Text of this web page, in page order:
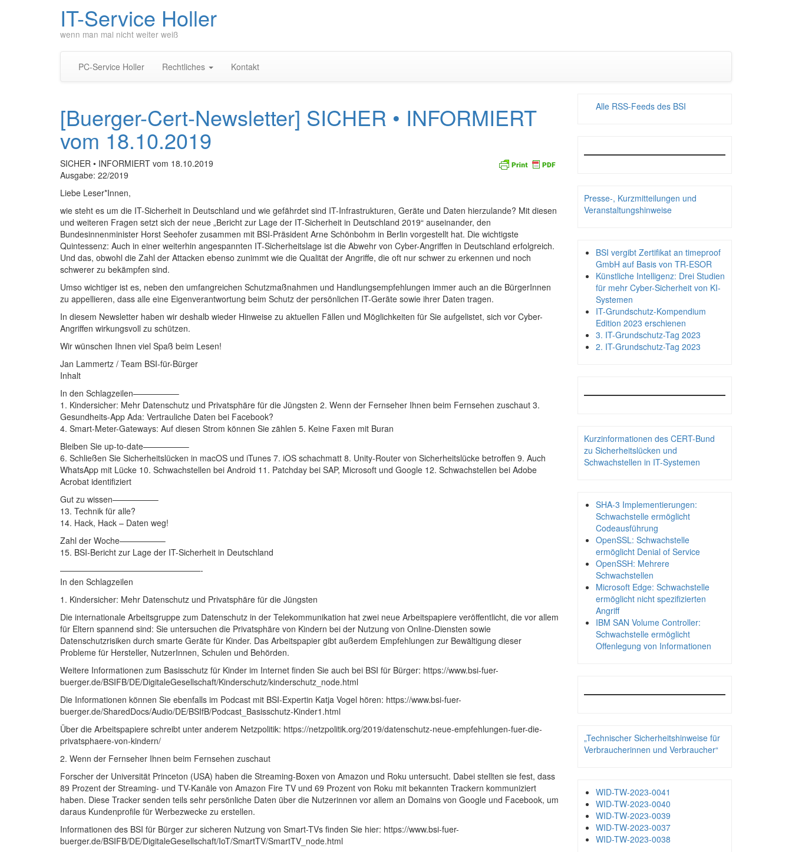
IT-Service Holler
wenn man mal nicht weiter weiß
PC-Service Holler Rechtliches Kontakt
[Buerger-Cert-Newsletter] SICHER • INFORMIERT
vom 18.10.2019
SICHER • INFORMIERT vom 18.10.2019
Ausgabe: 22/2019
Liebe Leser*Innen,
wie steht es um die IT-Sicherheit in Deutschland und wie gefährdet sind IT-Infrastrukturen, Geräte und Daten hierzulande? Mit diesen
und weiteren Fragen setzt sich der neue „Bericht zur Lage der IT-Sicherheit in Deutschland 2019“ auseinander, den
Bundesinnenminister Horst Seehofer zusammen mit BSI-Präsident Arne Schönbohm in Berlin vorgestellt hat. Die wichtigste
Quintessenz: Auch in einer weiterhin angespannten IT-Sicherheitslage ist die Abwehr von Cyber-Angriffen in Deutschland erfolgreich.
Und das, obwohl die Zahl der Attacken ebenso zunimmt wie die Qualität der Angriffe, die oft nur schwer zu erkennen und noch
schwerer zu bekämpfen sind.
Umso wichtiger ist es, neben den umfangreichen Schutzmaßnahmen und Handlungsempfehlungen immer auch an die BürgerInnen
zu appellieren, dass alle eine Eigenverantwortung beim Schutz der persönlichen IT-Geräte sowie ihrer Daten tragen.
In diesem Newsletter haben wir deshalb wieder Hinweise zu aktuellen Fällen und Möglichkeiten für Sie aufgelistet, sich vor Cyber-
Angriffen wirkungsvoll zu schützen.
Wir wünschen Ihnen viel Spaß beim Lesen!
Jan Lammertz / Team BSI-für-Bürger
Inhalt
In den Schlagzeilen—————–
1. Kindersicher: Mehr Datenschutz und Privatsphäre für die Jüngsten 2. Wenn der Fernseher Ihnen beim Fernsehen zuschaut 3.
Gesundheits-App Ada: Vertrauliche Daten bei Facebook?
4. Smart-Meter-Gateways: Auf diesen Strom können Sie zählen 5. Keine Faxen mit Buran
Bleiben Sie up-to-date—————–
6. Schließen Sie Sicherheitslücken in macOS und iTunes 7. iOS schachmatt 8. Unity-Router von Sicherheitslücke betroffen 9. Auch
WhatsApp mit Lücke 10. Schwachstellen bei Android 11. Patchday bei SAP, Microsoft und Google 12. Schwachstellen bei Adobe
Acrobat identifiziert
Gut zu wissen—————–
13. Technik für alle?
14. Hack, Hack – Daten weg!
Zahl der Woche—————–
15. BSI-Bericht zur Lage der IT-Sicherheit in Deutschland
—————————————————-
In den Schlagzeilen
1. Kindersicher: Mehr Datenschutz und Privatsphäre für die Jüngsten
Die internationale Arbeitsgruppe zum Datenschutz in der Telekommunikation hat zwei neue Arbeitspapiere veröffentlicht, die vor allem
für Eltern spannend sind: Sie untersuchen die Privatsphäre von Kindern bei der Nutzung von Online-Diensten sowie
Datenschutzrisiken durch smarte Geräte für Kinder. Das Arbeitspapier gibt außerdem Empfehlungen zur Bewältigung dieser
Probleme für Hersteller, NutzerInnen, Schulen und Behörden.
Weitere Informationen zum Basisschutz für Kinder im Internet finden Sie auch bei BSI für Bürger: https://www.bsi-fuer-
buerger.de/BSIFB/DE/DigitaleGesellschaft/Kinderschutz/kinderschutz_node.html
Die Informationen können Sie ebenfalls im Podcast mit BSI-Expertin Katja Vogel hören: https://www.bsi-fuer-
buerger.de/SharedDocs/Audio/DE/BSIfB/Podcast_Basisschutz-Kinder1.html
Über die Arbeitspapiere schreibt unter anderem Netzpolitik: https://netzpolitik.org/2019/datenschutz-neue-empfehlungen-fuer-die-
privatsphaere-von-kindern/
2. Wenn der Fernseher Ihnen beim Fernsehen zuschaut
Forscher der Universität Princeton (USA) haben die Streaming-Boxen von Amazon und Roku untersucht. Dabei stellten sie fest, dass
89 Prozent der Streaming- und TV-Kanäle von Amazon Fire TV und 69 Prozent von Roku mit bekannten Trackern kommuniziert
haben. Diese Tracker senden teils sehr persönliche Daten über die Nutzerinnen vor allem an Domains von Google und Facebook, um
daraus Kundenprofile für Werbezwecke zu erstellen.
Informationen des BSI für Bürger zur sicheren Nutzung von Smart-TVs finden Sie hier: https://www.bsi-fuer-
buerger.de/BSIFB/DE/DigitaleGesellschaft/IoT/SmartTV/SmartTV_node.html
Alle RSS-Feeds des BSI
Presse-, Kurzmitteilungen und
Veranstaltungshinweise
BSI vergibt Zertifikat an timeproof
GmbH auf Basis von TR-ESOR
Künstliche Intelligenz: Drei Studien
für mehr Cyber-Sicherheit von KI-
Systemen
IT-Grundschutz-Kompendium
Edition 2023 erschienen
3. IT-Grundschutz-Tag 2023
2. IT-Grundschutz-Tag 2023
Kurzinformationen des CERT-Bund
zu Sicherheitslücken und
Schwachstellen in IT-Systemen
SHA-3 Implementierungen:
Schwachstelle ermöglicht
Codeausführung
OpenSSL: Schwachstelle
ermöglicht Denial of Service
OpenSSH: Mehrere
Schwachstellen
Microsoft Edge: Schwachstelle
ermöglicht nicht spezifizierten
Angriff
IBM SAN Volume Controller:
Schwachstelle ermöglicht
Offenlegung von Informationen
„Technischer Sicherheitshinweise für
Verbraucherinnen und Verbraucher“
WID-TW-2023-0041
WID-TW-2023-0040
WID-TW-2023-0039
WID-TW-2023-0037
WID-TW-2023-0038